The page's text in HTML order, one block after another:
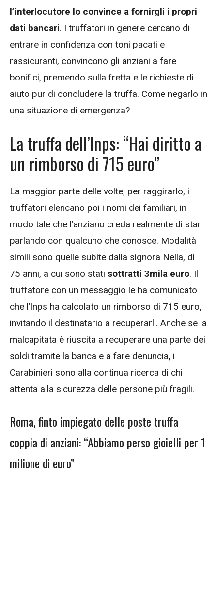
l’interlocutore lo convince a fornirgli i propri
dati bancari. I truffatori in genere cercano di
entrare in confidenza con toni pacati e
rassicuranti, convincono gli anziani a fare
bonifici, premendo sulla fretta e le richieste di
aiuto pur di concludere la truffa. Come negarlo in
una situazione di emergenza?
La truffa dell’Inps: “Hai diritto a
un rimborso di 715 euro”
La maggior parte delle volte, per raggirarlo, i
truffatori elencano poi i nomi dei familiari, in
modo tale che l’anziano creda realmente di star
parlando con qualcuno che conosce. Modalità
simili sono quelle subite dalla signora Nella, di
75 anni, a cui sono stati sottratti 3mila euro. Il
truffatore con un messaggio le ha comunicato
che l’Inps ha calcolato un rimborso di 715 euro,
invitando il destinatario a recuperarli. Anche se la
malcapitata è riuscita a recuperare una parte dei
soldi tramite la banca e a fare denuncia, i
Carabinieri sono alla continua ricerca di chi
attenta alla sicurezza delle persone più fragili.
Roma, finto impiegato delle poste truffa
coppia di anziani: “Abbiamo perso gioielli per 1
milione di euro”